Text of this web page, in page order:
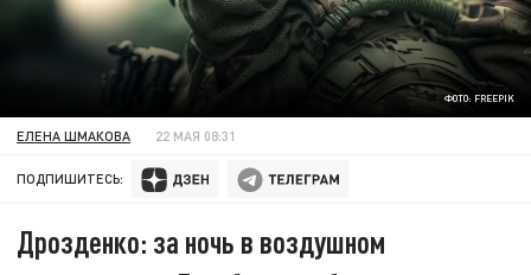
ФОТО: FREEPIK
ЕЛЕНА ШМАКОВА 22 МАЯ 08:31
ПОДПИШИТЕСЬ:
Дрозденко: за ночь в воздушном